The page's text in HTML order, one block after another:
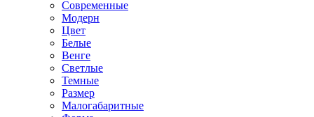
Современные
Модерн
Цвет
Белые
Венге
Светлые
Темные
Размер
Малогабаритные